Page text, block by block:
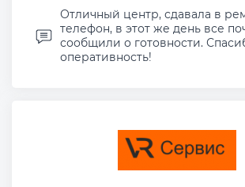
Отличный центр, сдавала в
телефон, в этот же день все
сообщили о готовности.
оперативность!